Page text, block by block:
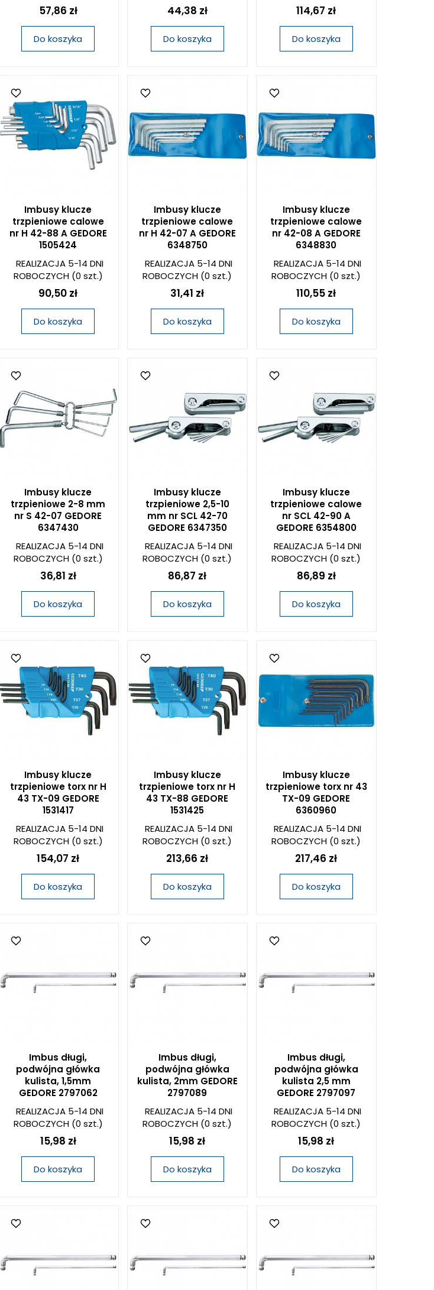
57,86 zł
Do koszyka
44,38 zł
Do koszyka
114,67 zł
Do koszyka
Imbusy klucze
trzpieniowe calowe
nr H 42-88 A GEDORE
1505424
REALIZACJA 5-14 DNI
ROBOCZYCH(0 szt.)
90,50 zł
Do koszyka
Imbusy klucze
trzpieniowe calowe
nr H 42-07 A GEDORE
6348750
REALIZACJA 5-14 DNI
ROBOCZYCH (0 szt.)
31,41 zł
Do koszyka
Imbusy klucze
trzpieniowe calowe
nr 42-08 A GEDORE
6348830
REALIZACJA 5-14 DNI
ROBOCZYCH (0 szt.)
110,55 zł
Do koszyka
Imbusy klucze
trzpieniowe 2-8 mm
nr S 42-07 GEDORE
6347430
REALIZACJA 5-14 DNI
ROBOCZYCH(0 szt.)
36,81 zł
Do koszyka
Imbusy klucze
trzpieniowe 2,5-10
mm nr SCL 42-70
GEDORE 6347350
REALIZACJA 5-14 DNI
ROBOCZYCH (0 szt.)
86,87 zł
Do koszyka
Imbusy klucze
trzpieniowe calowe
nr SCL 42-90 A
GEDORE 6354800
REALIZACJA 5-14 DNI
ROBOCZYCH (0 szt.)
86,89 zł
Do koszyka
Imbusy klucze
trzpieniowe torx nr H
43 TX-09 GEDORE
1531417
REALIZACJA 5-14 DNI
ROBOCZYCH(0 szt.)
154,07 zł
Do koszyka
Imbusy klucze
trzpieniowe torx nr H
43 TX-88 GEDORE
1531425
REALIZACJA 5-14 DNI
ROBOCZYCH (0 szt.)
213,66 zł
Do koszyka
Imbusy klucze
trzpieniowe torx nr 43
TX-09 GEDORE
6360960
REALIZACJA 5-14 DNI
ROBOCZYCH (0 szt.)
217,46 zł
Do koszyka
Imbus długi,
podwójna główka
kulista, 1,5mm
GEDORE 2797062
REALIZACJA 5-14 DNI
ROBOCZYCH(0 szt.)
15,98 zł
Do koszyka
Imbus długi,
podwójna główka
kulista, 2mm GEDORE
2797089
REALIZACJA 5-14 DNI
ROBOCZYCH (0 szt.)
15,98 zł
Do koszyka
Imbus długi,
podwójna główka
kulista 2,5 mm
GEDORE 2797097
REALIZACJA 5-14 DNI
ROBOCZYCH (0 szt.)
15,98 zł
Do koszyka